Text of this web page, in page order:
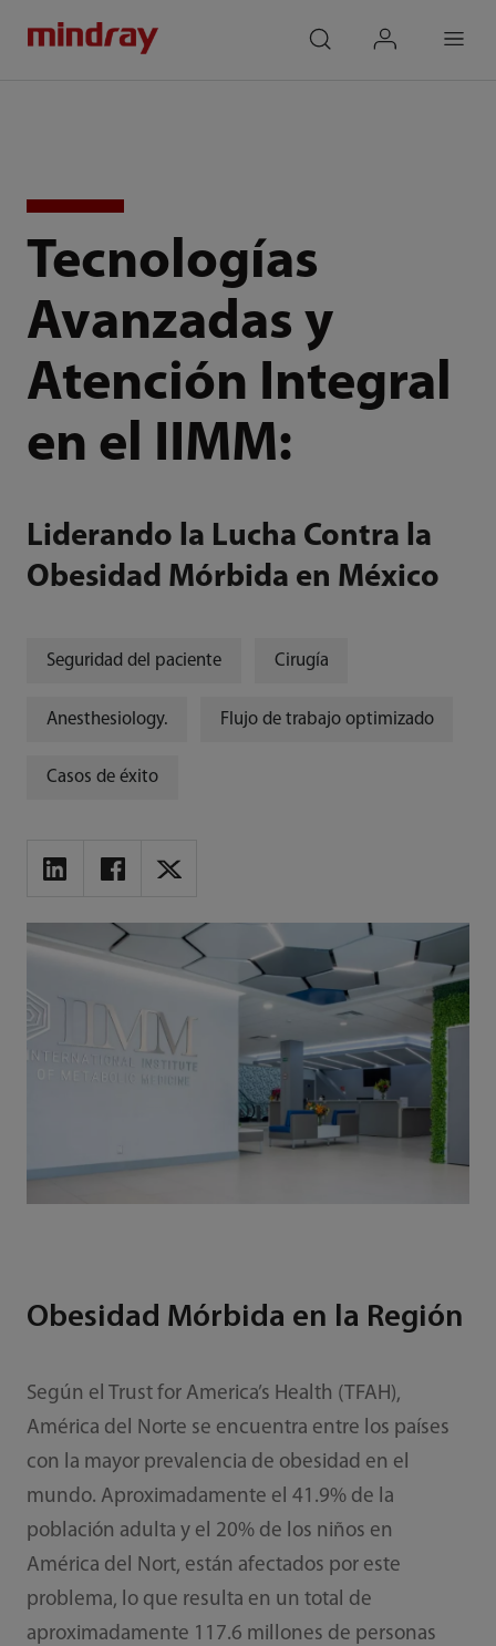
Tecnologías
Avanzadas y
Atención Integral
en el IIMM:
Liderando la Lucha Contra la
Obesidad Mórbida en México
Seguridad del paciente Cirugía
Anesthesiology. Flujo de trabajo optimizado
Casos de éxito
Obesidad Mórbida en la Región
Según el Trust for America’s Health (TFAH),
América del Norte se encuentra entre los países
con la mayor prevalencia de obesidad en el
mundo. Aproximadamente el 41.9% de la
población adulta y el 20% de los niños en
América del Nort, están afectados por este
problema, lo que resulta en un total de
aproximadamente 117.6 millones de personas